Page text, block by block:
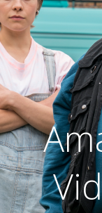
ACESSO
Arte, Cultura Pop e